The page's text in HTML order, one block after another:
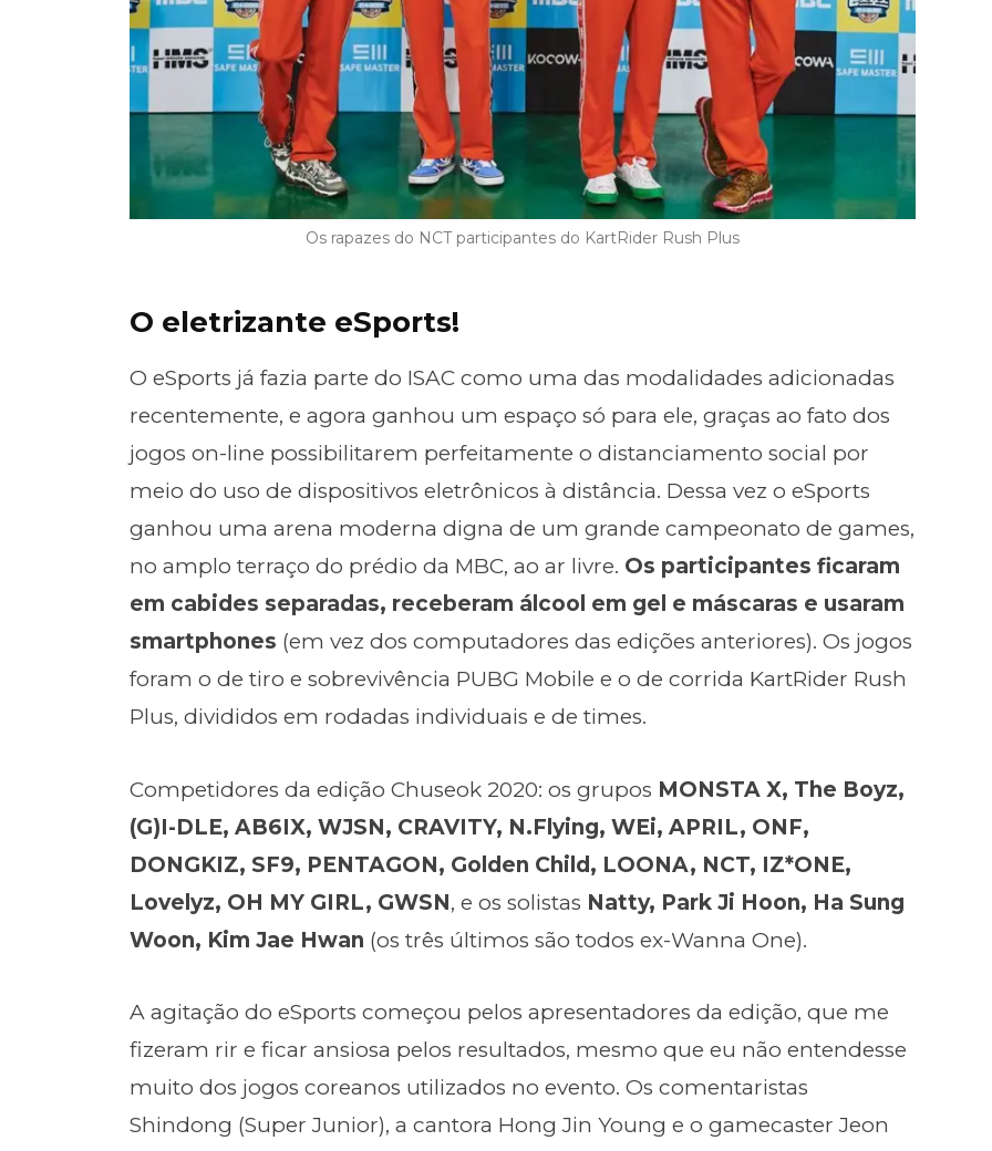
Os rapazes do NCT participantes do KartRider Rush Plus
O eletrizante eSports!
O eSports já fazia parte do ISAC como uma das modalidades adicionadas
recentemente, e agora ganhou um espaço só para ele, graças ao fato dos
jogos on-line possibilitarem perfeitamente o distanciamento social por
meio do uso de dispositivos eletrônicos à distância. Dessa vez o eSports
ganhou uma arena moderna digna de um grande campeonato de games,
no amplo terraço do prédio da MBC, ao ar livre. Os participantes ficaram
em cabides separadas, receberam álcool em gel e máscaras e usaram
smartphones (em vez dos computadores das edições anteriores). Os jogos
foram o de tiro e sobrevivência PUBG Mobile e o de corrida KartRider Rush
Plus, divididos em rodadas individuais e de times.
Competidores da edição Chuseok 2020: os grupos MONSTA X, The Boyz,
(G)I-DLE, AB6IX, WJSN, CRAVITY, N.Flying, WEi, APRIL, ONF,
DONGKIZ, SF9, PENTAGON, Golden Child, LOONA, NCT, IZ*ONE,
Lovelyz, OH MY GIRL, GWSN, e os solistas Natty, Park Ji Hoon, Ha Sung
Woon, Kim Jae Hwan (os três últimos são todos ex-Wanna One).
A agitação do eSports começou pelos apresentadores da edição, que me
fizeram rir e ficar ansiosa pelos resultados, mesmo que eu não entendesse
muito dos jogos coreanos utilizados no evento. Os comentaristas
Shindong (Super Junior), a cantora Hong Jin Young e o gamecaster Jeon